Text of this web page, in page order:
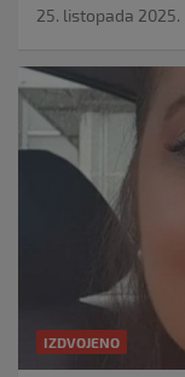
25. listopada 2025.
IZDVOJENO